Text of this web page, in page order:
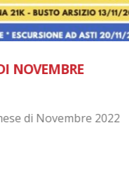
di Novembre 2022